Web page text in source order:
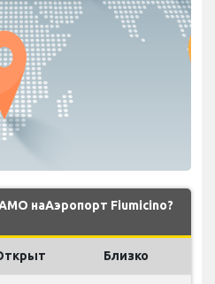
наАэропорт Fiumicino?
Близко